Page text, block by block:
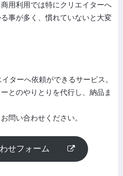
用利用では特にクリエイターへ
事が多く、慣れていないと大変
ターへ依頼ができるサービス。
とのやりとりを代行し、納品ま
問い合わせください。
せフォーム